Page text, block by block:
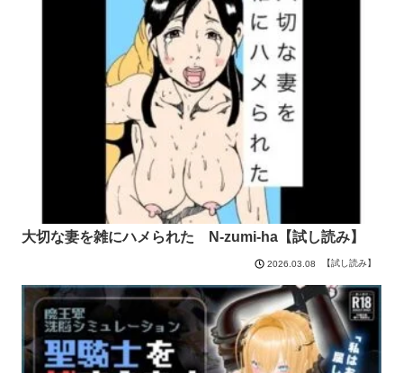
大切な妻を雑にハメられた N-zumi-ha【試し読み】
2026.03.08 【試し読み】